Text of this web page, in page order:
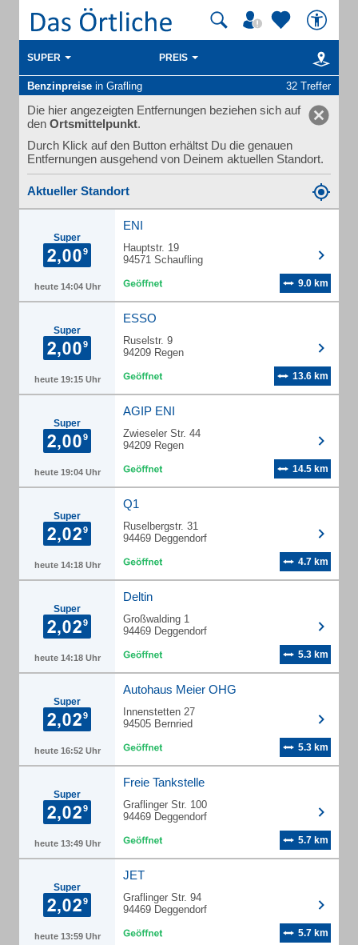
SUPER PREIS
Benzinpreise in Grafling 32 Treffer
Die hier angezeigten Entfernungen beziehen sich auf
den Ortsmittelpunkt.
Durch Klick auf den Button erhältst Du die genauen
Entfernungen ausgehend von Deinem aktuellen Standort.
Aktueller Standort
Super
heute 14:04 Uhr
ENI
Hauptstr. 19
94571 Schaufling
9.0 km
Super
heute 19:15 Uhr
ESSO
Ruselstr. 9
94209 Regen
13.6 km
Super
heute 19:04 Uhr
AGIP ENI
Zwieseler Str. 44
94209 Regen
14.5 km
Super
heute 14:18 Uhr
Q1
Ruselbergstr. 31
94469 Deggendorf
4.7 km
Super
heute 14:18 Uhr
Deltin
Großwalding 1
94469 Deggendorf
5.3 km
Super
heute 16:52 Uhr
Autohaus Meier OHG
Innenstetten 27
94505 Bernried
5.3 km
Super
heute 13:49 Uhr
Freie Tankstelle
Graflinger Str. 100
94469 Deggendorf
5.7 km
Super
heute 13:59 Uhr
JET
Graflinger Str. 94
94469 Deggendorf
5.7 km